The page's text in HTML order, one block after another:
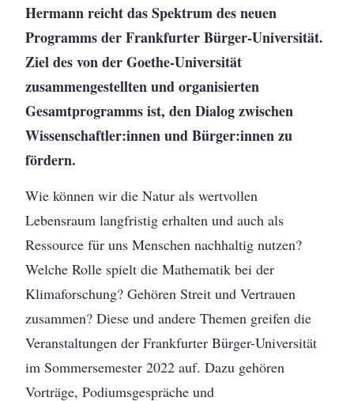
Hermann reicht das Spektrum des neuen
Programms der Frankfurter Bürger-Universität.
Ziel des von der Goethe-Universität
zusammengestellten und organisierten
Gesamtprogramms ist, den Dialog zwischen
Wissenschaftler:innen und Bürger:innen zu
fördern.
Wie können wir die Natur als wertvollen
Lebensraum langfristig erhalten und auch als
Ressource für uns Menschen nachhaltig nutzen?
Welche Rolle spielt die Mathematik bei der
Klimaforschung? Gehören Streit und Vertrauen
zusammen? Diese und andere Themen greifen die
Veranstaltungen der Frankfurter Bürger-Universität
im Sommersemester 2022 auf. Dazu gehören
Vorträge, Podiumsgespräche und